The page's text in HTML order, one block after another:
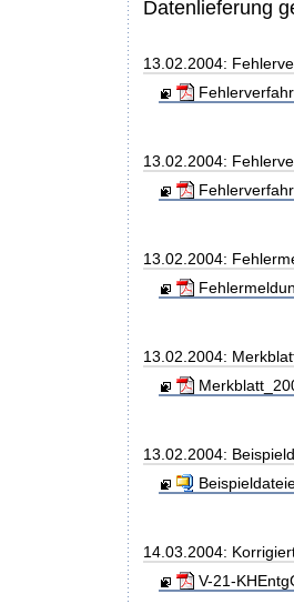
Datenlieferung
13.02.2004:
13.02.2004:
13.02.2004:
13.02.2004:
13.02.2004:
14.03.2004:
V-21-